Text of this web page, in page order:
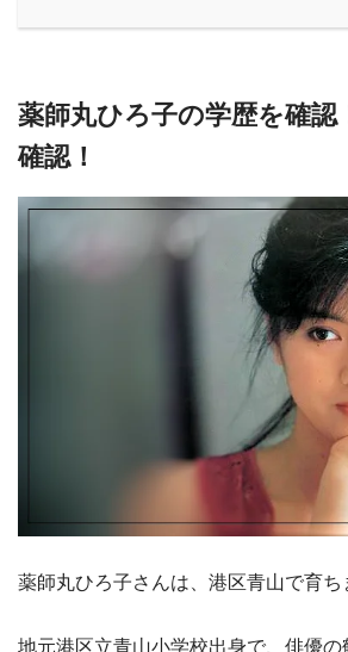
薬師丸ひろ子の学歴を確認
確認！
薬師丸ひろ子さんは、港区青山で育ち
地元港区立青山小学校出身で、俳優の